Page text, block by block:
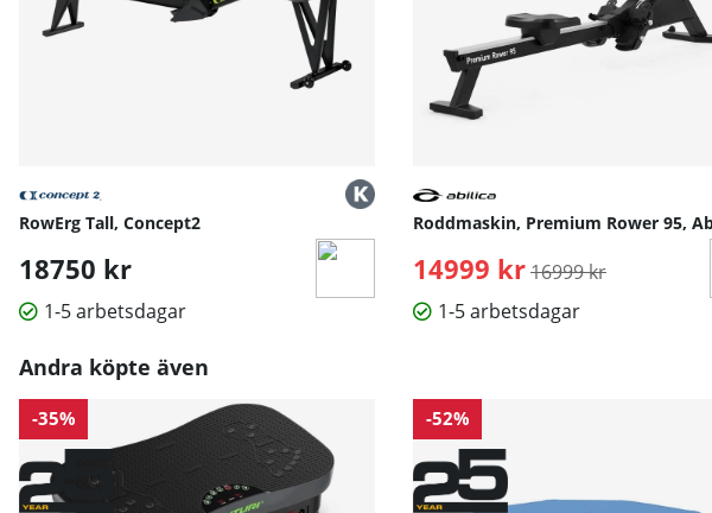
RowErg Tall, Concept2
18750 kr
1-5 arbetsdagar
Roddmaskin, Premium Rower 95,
14999 kr Ordinarie pris:
16999 kr
1-5 arbetsdagar
Andra köpte även
-35% -52%